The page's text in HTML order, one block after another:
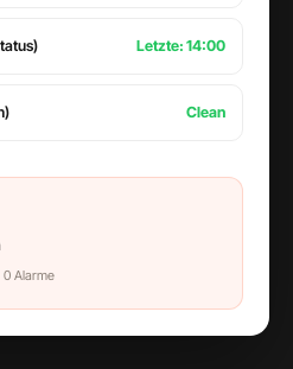
Letzte: 14:00
Clean
0 Alarme